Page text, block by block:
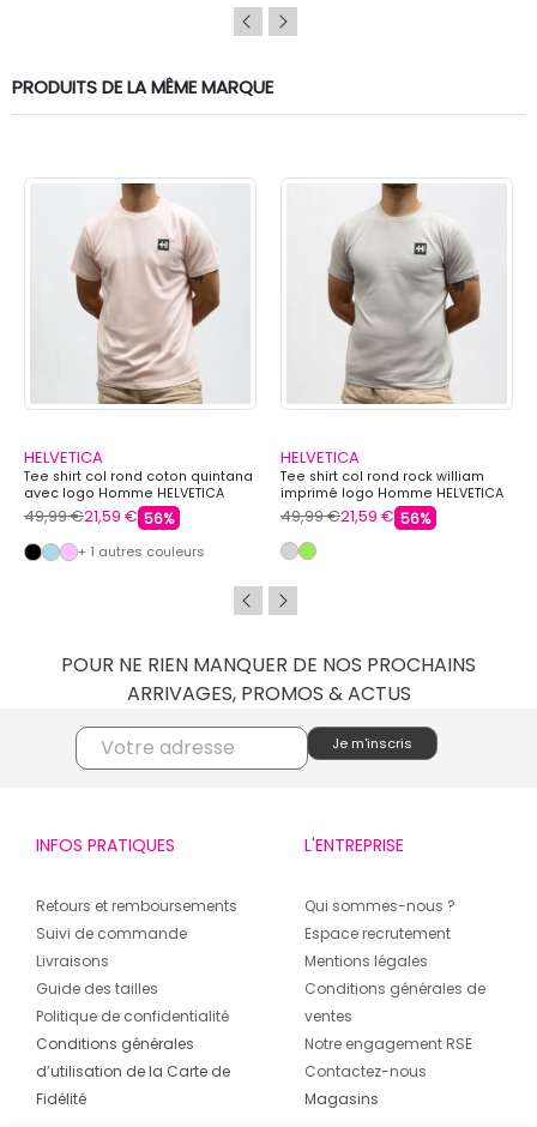
PRODUITS DE LA MÊME MARQUE
HELVETICA
Tee shirt col rond coton quintana
avec logo Homme HELVETICA
49,99 €21,59 € 56%
+ 1 autres couleurs
HELVETICA
Tee shirt col rond rock william
imprimé logo Homme HELVETICA
49,99 €21,59 € 56%
POUR NE RIEN MANQUER DE NOS PROCHAINS
ARRIVAGES, PROMOS & ACTUS
INFOS PRATIQUES
Retours et remboursements
Suivi de commande
Livraisons
Guide des tailles
Politique de confidentialité
Conditions générales
d’utilisation de la Carte de
Fidélité
L'ENTREPRISE
Qui sommes-nous ?
Espace recrutement
Mentions légales
Conditions générales de
ventes
Notre engagement RSE
Contactez-nous
Magasins